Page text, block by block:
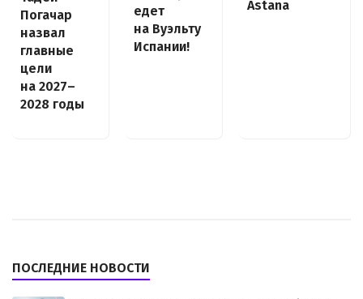
Погачар
назвал
главные
цели
на 2027–
2028 годы
едет
на Вуэльту
Испании!
Astana
ПОСЛЕДНИЕ НОВОСТИ